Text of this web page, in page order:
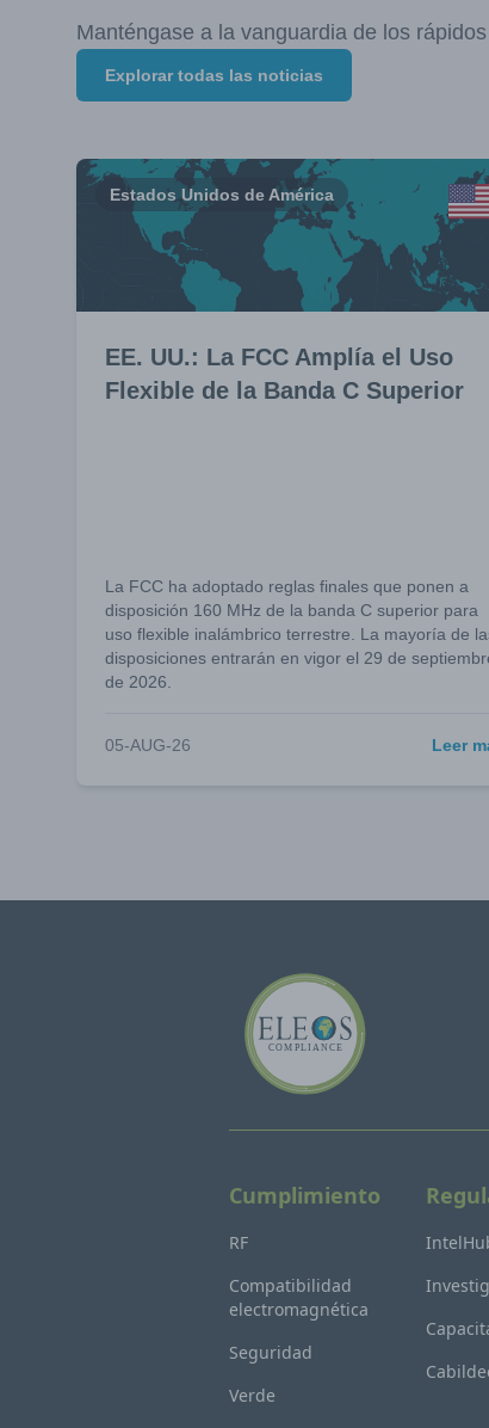
Manténgase a la vanguardia de los
Explorar todas las noticias
Estados Unidos de América
EE. UU.: La FCC Amplía el Uso
Flexible de la Banda C Superior
La FCC ha adoptado reglas finales que ponen a
disposición 160 MHz de la banda C superior para
uso flexible inalámbrico terrestre. La mayoría de
disposiciones entrarán en vigor el 29 de
de 2026.
05-AUG-26 Leer
Cumplimiento
RF
Compatibilidad
electromagnética
Seguridad
Verde